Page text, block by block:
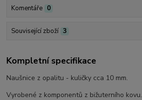
Komentáře 0
Související zboží 3
Kompletní specifikace
Naušnice z opalitu - kuličky cca 10 mm.
Vyrobené z komponentů z bižuterního kovu.